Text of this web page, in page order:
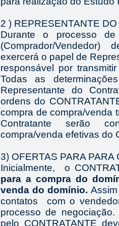
2 ) REPRESENTANTE
Durante o processo de
(Comprador/Vendedor)
exercerá o papel de
responsável por
Todas as
Representante do
ordens do
compra de compra/venda
Contratante serão
compra/venda efetivas do
3) OFERTAS PARA
Inicialmente, o
para a compra do
venda do domínio.
contatos com o
processo de
pelo CONTRATANTE